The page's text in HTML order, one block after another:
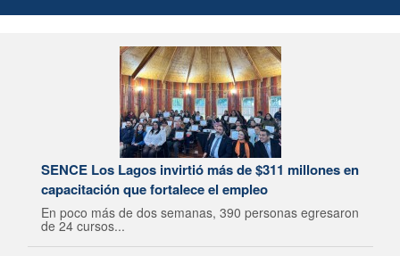
SENCE Los Lagos invirtió más de $311 millones en
capacitación que fortalece el empleo
En poco más de dos semanas, 390 personas egresaron
de 24 cursos...